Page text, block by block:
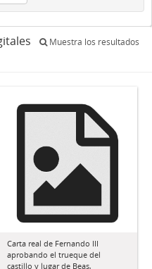
Muestra los resultados
Carta real de Fernando III
aprobando el trueque del
castillo y lugar de Beas,